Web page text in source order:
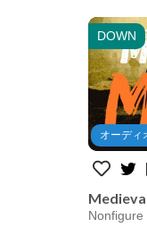
DOWN
オーディ
Nonfigure